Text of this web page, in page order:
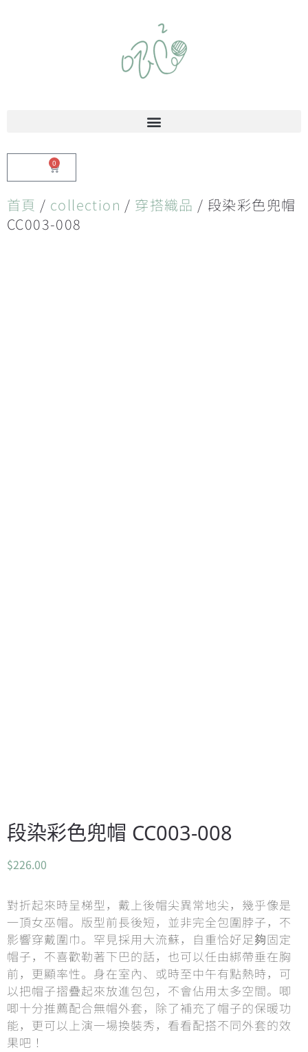
0
首頁 / collection / 穿搭織品 / 段染彩色兜帽
CC003-008
段染彩色兜帽 CC003-008
$226.00
對折起來時呈梯型，戴上後帽尖異常地尖，幾乎像是
一頂女巫帽。版型前長後短，並非完全包圍脖子，不
影響穿戴圍巾。罕見採用大流蘇，自重恰好足夠固定
帽子，不喜歡勒著下巴的話，也可以任由綁帶垂在胸
前，更顯率性。身在室內、或時至中午有點熱時，可
以把帽子摺疊起來放進包包，不會佔用太多空間。唧
唧十分推薦配合無帽外套，除了補充了帽子的保暖功
能，更可以上演一場換裝秀，看看配搭不同外套的效
果吧！